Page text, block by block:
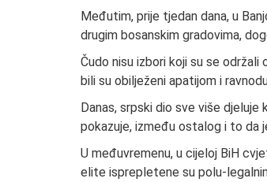
Međutim, prije tjedan dana, u
drugim bosanskim gradovima,
Čudo nisu izbori koji su se
bili su obilježeni apatijom i
Danas, srpski dio sve više djeluje
pokazuje, između ostalog i to da
U međuvremenu, u cijeloj BiH
elite isprepletene su polu-